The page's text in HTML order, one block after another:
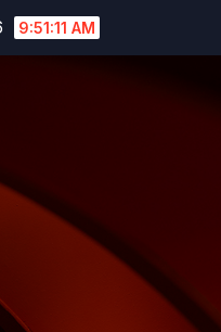
9:51:12 AM